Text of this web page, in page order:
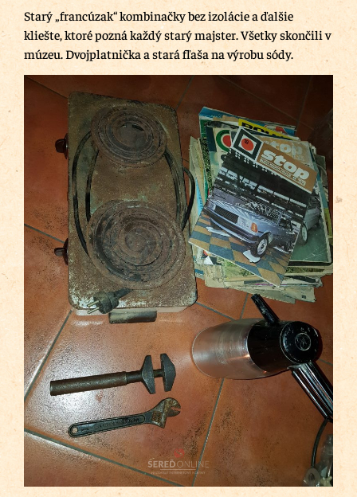
Starý „francúzak“ kombinačky bez izolácie a ďalšie
kliešte, ktoré pozná každý starý majster. Všetky skončili v
múzeu. Dvojplatnička a stará fľaša na výrobu sódy.